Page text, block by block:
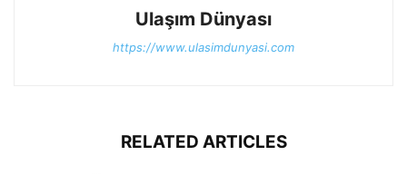
Ulaşım Dünyası
https://www.ulasimdunyasi.com
RELATED ARTICLES